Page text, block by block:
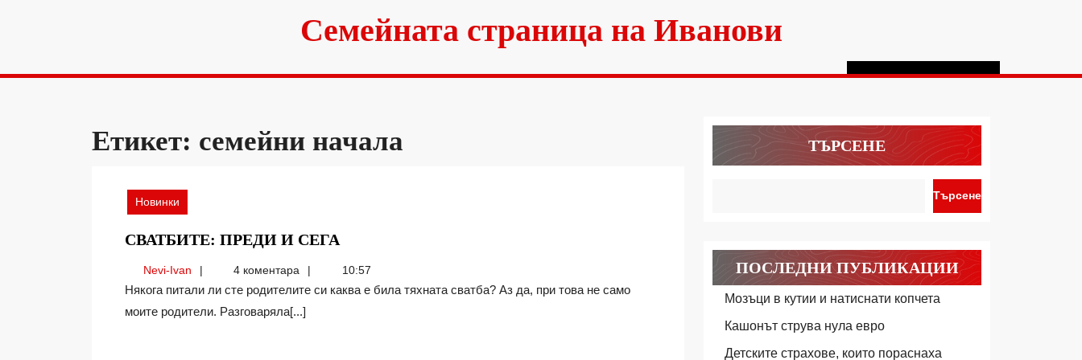
Семейната страница на Иванови
Етикет: семейни начала
Новинки
СВАТБИТЕ: ПРЕДИ И СЕГА
И
СЕГА
Nevi-IvanNevi-
Ivan
4 коментара 10:57
Някога питали ли сте родителите си каква е била тяхната сватба? Аз да, при това не само
моите родители. Разговаряла[...]
ТЪРСЕНЕ
Търсене
ПОСЛЕДНИ ПУБЛИКАЦИИ
Мозъци в кутии и натиснати копчета
Кашонът струва нула евро
Детските страхове, които пораснаха